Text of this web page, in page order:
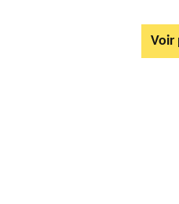
Voir